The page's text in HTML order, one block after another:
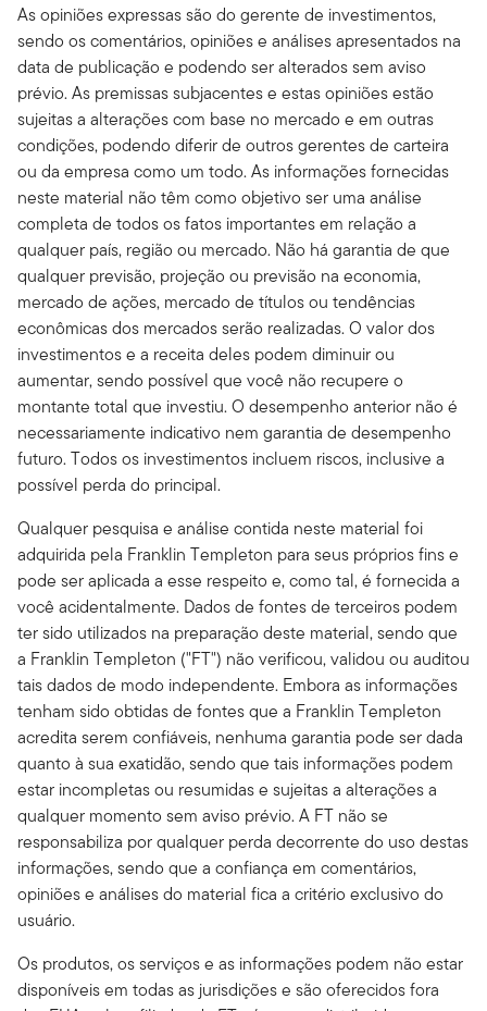
As opiniões expressas são do gerente de investimentos,
sendo os comentários, opiniões e análises apresentados na
data de publicação e podendo ser alterados sem aviso
prévio. As premissas subjacentes e estas opiniões estão
sujeitas a alterações com base no mercado e em outras
condições, podendo diferir de outros gerentes de carteira
ou da empresa como um todo. As informações fornecidas
neste material não têm como objetivo ser uma análise
completa de todos os fatos importantes em relação a
qualquer país, região ou mercado. Não há garantia de que
qualquer previsão, projeção ou previsão na economia,
mercado de ações, mercado de títulos ou tendências
econômicas dos mercados serão realizadas. O valor dos
investimentos e a receita deles podem diminuir ou
aumentar, sendo possível que você não recupere o
montante total que investiu. O desempenho anterior não é
necessariamente indicativo nem garantia de desempenho
futuro. Todos os investimentos incluem riscos, inclusive a
possível perda do principal.
Qualquer pesquisa e análise contida neste material foi
adquirida pela Franklin Templeton para seus próprios fins e
pode ser aplicada a esse respeito e, como tal, é fornecida a
você acidentalmente. Dados de fontes de terceiros podem
ter sido utilizados na preparação deste material, sendo que
a Franklin Templeton ("FT") não verificou, validou ou auditou
tais dados de modo independente. Embora as informações
tenham sido obtidas de fontes que a Franklin Templeton
acredita serem confiáveis, nenhuma garantia pode ser dada
quanto à sua exatidão, sendo que tais informações podem
estar incompletas ou resumidas e sujeitas a alterações a
qualquer momento sem aviso prévio. A FT não se
responsabiliza por qualquer perda decorrente do uso destas
informações, sendo que a confiança em comentários,
opiniões e análises do material fica a critério exclusivo do
usuário.
Os produtos, os serviços e as informações podem não estar
disponíveis em todas as jurisdições e são oferecidos fora